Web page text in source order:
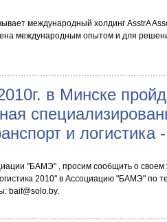
международный холдинг AsstrA
международным опытом и для
в Минске
и логистика
"БАМЭ" , просим сообщить о своем
2010" в Ассоциацию "БАМЭ" по
baif@solo.by.